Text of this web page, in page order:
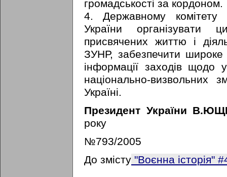
громадськості за кордоном.
4. Державному комітету
України організувати
присвячених життю і
ЗУНР, забезпечити широке
інформації заходів щодо
національно-визвольних
Україні.
Президент України
року
№793/2005
До змісту "Воєнна історія"